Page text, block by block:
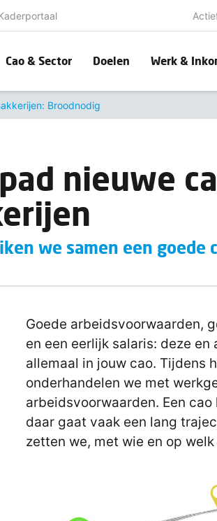
Cao & Sector Doelen Werk &
Broodnodig
nieuwe
we samen een goede
Goede arbeidsvoorwaarden,
en een eerlijk salaris: deze
allemaal in jouw cao. Tijdens
onderhandelen we met
arbeidsvoorwaarden. Een
daar gaat vaak een lang
zetten we, met wie en op